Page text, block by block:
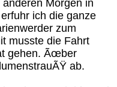
Morgen in
ich die ganze
zum
musste die Fahrt
gehen. Ãœber
ab.